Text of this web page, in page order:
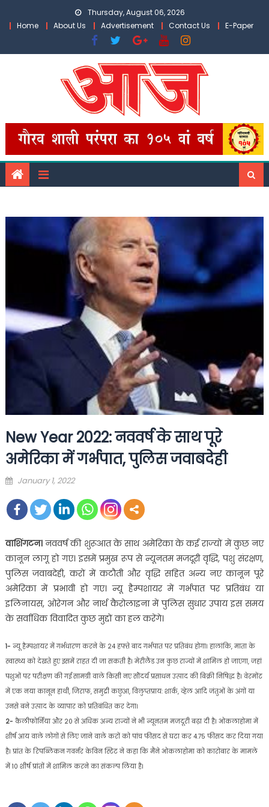
Thursday, August 06, 2026
Home
About Us Advertisement Contact Us E-Paper
New Year 2022: नववर्ष के साथ पूरे
अमेरिका में गर्भपात, पुलिस जवाबदेही
Posted
January 1, 2022
वाशिंगटन।नववर्ष की शुरूआत के साथ अमेरिका के कई राज्‍यों में कुछ नए
कानून लागू हो गए। इसमें प्रमुख रूप से न्यूनतम मजदूरी वृद्धि, पशु संरक्षण,
पुलिस जवाबदेही, करों में कटौती और वृद्धि सहित अन्य नए कानून पूरे
अमेरिका में प्रभावी हो गए। न्यू हैम्पशायर में गर्भपात पर प्रतिबंध या
इलिनायस, ओरेगन और नार्थ कैरोलाइना में पुलिस सुधार उपाय इस समय
के सर्वाधिक विवादित कुछ मुद्दों का हल करेंगे।
1- न्यू हैम्पशायर में गर्भधारण करने के 24 हफ्ते बाद गर्भपात पर प्रतिबंध होगा। हालांकि, माता के
स्वास्थ्य को देखते हुए इसमें राहत दी जा सकती है। मेरीलैंड उन कुछ राज्यों में शामिल हो जाएगा, जहां
पशुओं पर परीक्षण की गई सामग्री वाले किसी नए सौंदर्य प्रसाधन उत्पाद की बिक्री निषिद्ध है। वेरमोंट
में एक नया कानून हाथी, जिराफ, समुद्री कछुआ, विलुप्तप्राय: शार्क, व्हेल आदि जंतुओं के अंगों या
उनसे बने उत्पाद के व्यापार को प्रतिबंधित कर देगा।
2- कैलीफोर्निया और 20 से अधिक अन्य राज्यों ने भी न्यूनतम मजदूरी बढ़ा दी है। ओकलाहोमा में
शीर्ष आय वाले लोगों से लिए जाने वाले करों को पांच फीसद से घटा कर 4.75 फीसद कर दिया गया
है। प्रांत के रिपब्लिकन गवर्नर केविन स्टिट ने कहा कि मैंने ओकलाहोमा को कारोबार के मामले
में 10 शीर्ष प्रांतों में शामिल करने का संकल्प लिया है।